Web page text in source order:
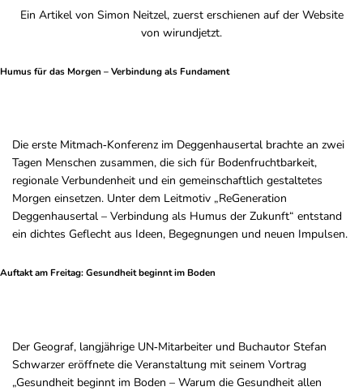
Ein Artikel von Simon Neitzel, zuerst erschienen auf der Website
von wirundjetzt.
Humus für das Morgen – Verbindung als Fundament
Die erste Mitmach‑Konferenz im Deggenhausertal brachte an zwei
Tagen Menschen zusammen, die sich für Bodenfruchtbarkeit,
regionale Verbundenheit und ein gemeinschaftlich gestaltetes
Morgen einsetzen. Unter dem Leitmotiv „ReGeneration
Deggenhausertal – Verbindung als Humus der Zukunft“ entstand
ein dichtes Geflecht aus Ideen, Begegnungen und neuen Impulsen.
Auftakt am Freitag: Gesundheit beginnt im Boden
Der Geograf, langjährige UN‑Mitarbeiter und Buchautor Stefan
Schwarzer eröffnete die Veranstaltung mit seinem Vortrag
„Gesundheit beginnt im Boden – Warum die Gesundheit allen